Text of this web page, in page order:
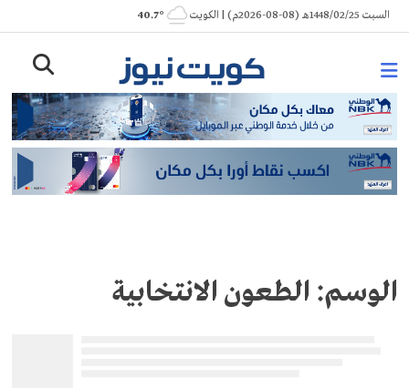
Skip
to
السبت 1448/02/25هـ (08-08-2026م) | الكويت ° 40.7
الوسم: الطعون الانتخابية